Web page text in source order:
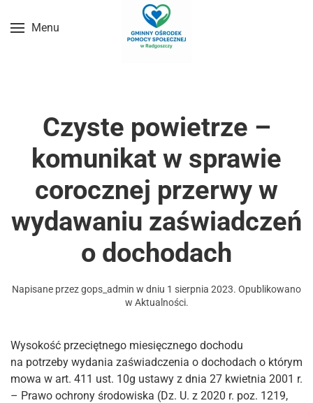
Przejdź do treści głównej
Menu
Czyste powietrze –
komunikat w sprawie
corocznej przerwy w
wydawaniu zaświadczeń
o dochodach
Napisane przezgops_admin w dniu 1 sierpnia 2023. Opublikowano
w Aktualności.
Wysokość przeciętnego miesięcznego dochodu
na potrzeby wydania zaświadczenia o dochodach o którym
mowa w art. 411 ust. 10g ustawy z dnia 27 kwietnia 2001 r.
– Prawo ochrony środowiska (Dz. U. z 2020 r. poz. 1219,